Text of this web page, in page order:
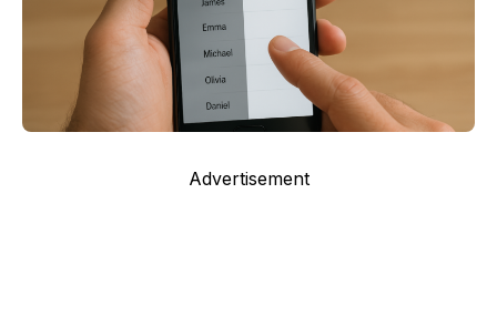
Advertisement